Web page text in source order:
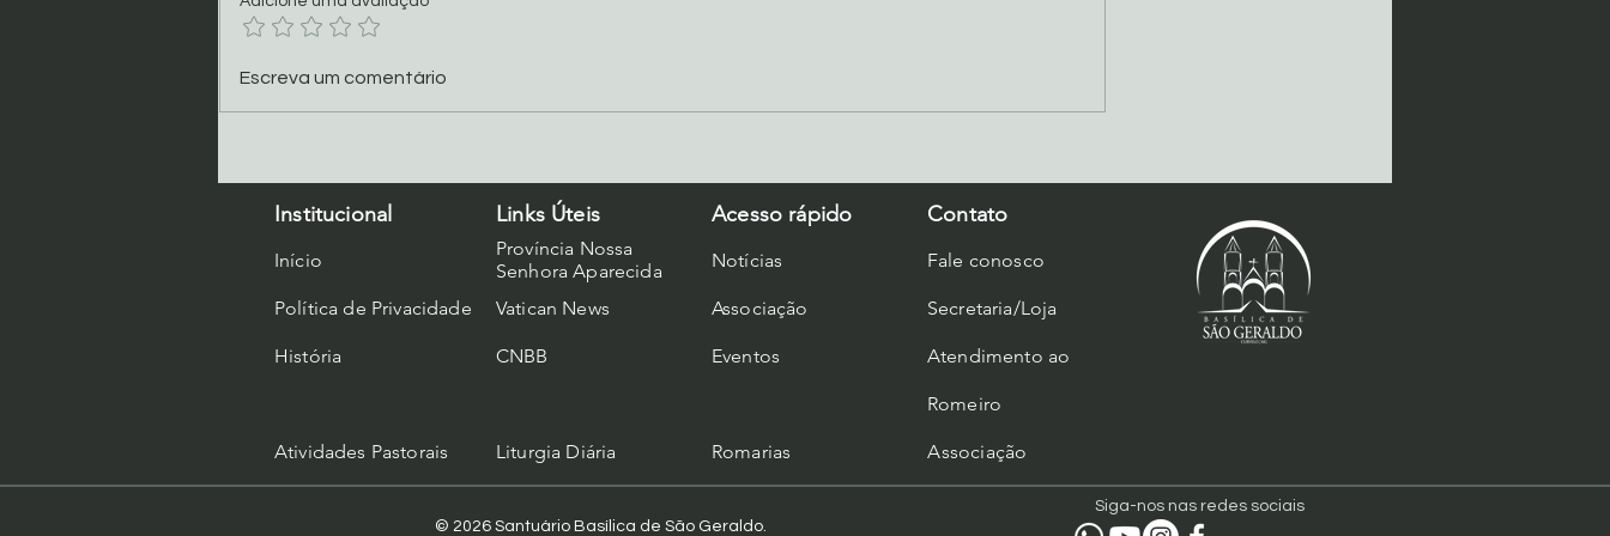
Escreva um comentário
Institucional Links Úteis Acesso rápido Contato
Início
Província Nossa
Senhora Aparecida
Notícias Fale conosco
Política de Privacidade Vatican News Associação Secretaria/Loja
História CNBB Eventos Atendimento ao
Romeiro
Atividades Pastorais Liturgia Diária Romarias Associação
© 2026 Santuário Basílica de São Geraldo.
Siga-nos nas redes sociais